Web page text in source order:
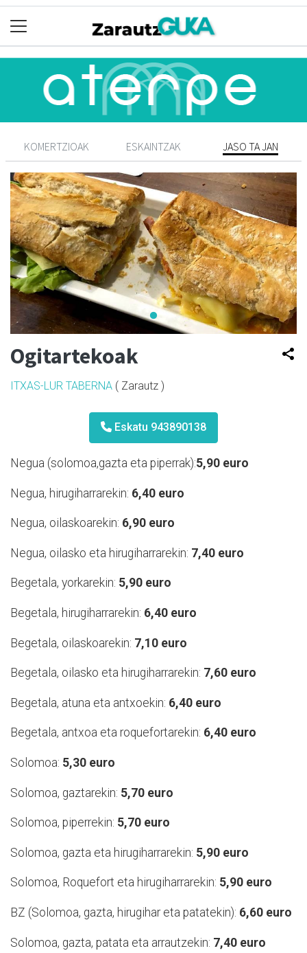
KOMERTZIOAK ESKAINTZAK JASO TA JAN
Ogitartekoak
ITXAS-LUR TABERNA ( Zarautz )
Eskatu 943890138
Negua (solomoa,gazta eta piperrak):5,90 euro
Negua, hirugiharrarekin: 6,40 euro
Negua, oilaskoarekin: 6,90 euro
Negua, oilasko eta hirugiharrarekin: 7,40 euro
Begetala, yorkarekin: 5,90 euro
Begetala, hirugiharrarekin: 6,40 euro
Begetala, oilaskoarekin: 7,10 euro
Begetala, oilasko eta hirugiharrarekin: 7,60 euro
Begetala, atuna eta antxoekin: 6,40 euro
Begetala, antxoa eta roquefortarekin: 6,40 euro
Solomoa: 5,30 euro
Solomoa, gaztarekin: 5,70 euro
Solomoa, piperrekin: 5,70 euro
Solomoa, gazta eta hirugiharrarekin: 5,90 euro
Solomoa, Roquefort eta hirugiharrarekin: 5,90 euro
BZ (Solomoa, gazta, hirugihar eta patatekin): 6,60 euro
Solomoa, gazta, patata eta arrautzekin: 7,40 euro